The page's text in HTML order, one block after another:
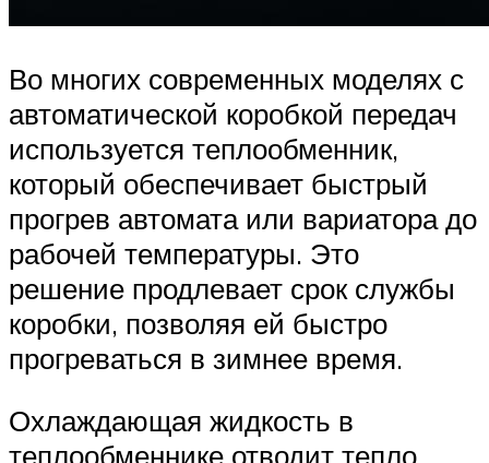
Во многих современных моделях с
автоматической коробкой передач
используется теплообменник,
который обеспечивает быстрый
прогрев автомата или вариатора до
рабочей температуры. Это
решение продлевает срок службы
коробки, позволяя ей быстро
прогреваться в зимнее время.
Охлаждающая жидкость в
теплообменнике отводит тепло,